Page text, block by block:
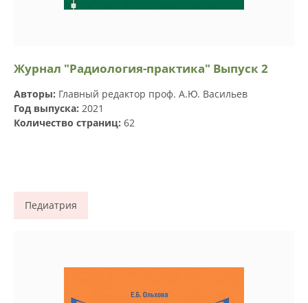
Журнал "Радиология-практика" Выпуск 2
Авторы: Главный редактор проф. А.Ю. Васильев
Год выпуска: 2021
Количество страниц: 62
Педиатрия